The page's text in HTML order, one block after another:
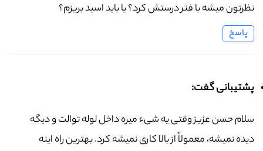
نظرتون میشه با فنر درستش کرد؟ یا باید اسید بریزم؟
پاسخ
پشتیبانی گفت:
سلام حسن عزیز وقتی یه شیء میره داخل لوله توالت و دیگه
دیده نمیشه، معمولاً از بالا کاری نمیشه کرد. بهترین راه اینه